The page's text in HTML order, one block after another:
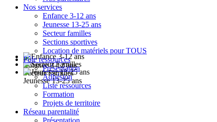
Enfance 3-12 ans
Secteur Familles
Jeunesse 13-25 ans
Nos services
Enfance 3-12 ans
Jeunesse 13-25 ans
Secteur familles
Sections sportives
Location de matériels pour TOUS
Pôle ressources
Présentation
Adhésion
Liste ressources
Formation
Projets de territoire
Réseau parentalité